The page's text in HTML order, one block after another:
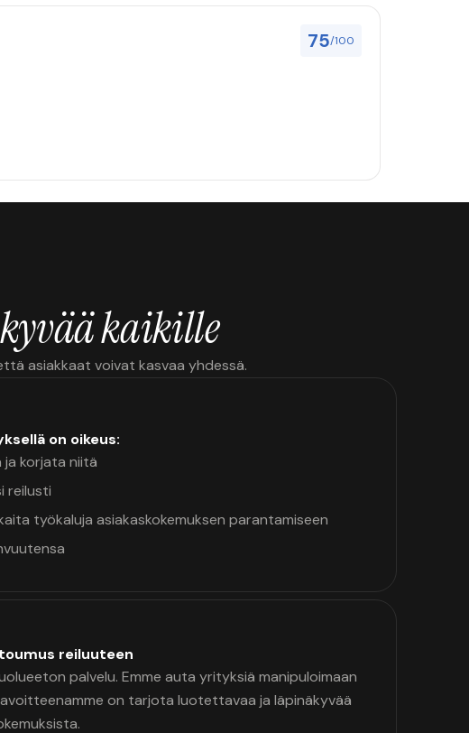
75/100
kaikille
asiakkaat voivat kasvaa yhdessä.
on oikeus:
korjata niitä
reilusti
työkaluja asiakaskokemuksen parantamiseen
reiluuteen
palvelu. Emme auta yrityksiä manipuloimaan
on tarjota luotettavaa ja läpinäkyvää